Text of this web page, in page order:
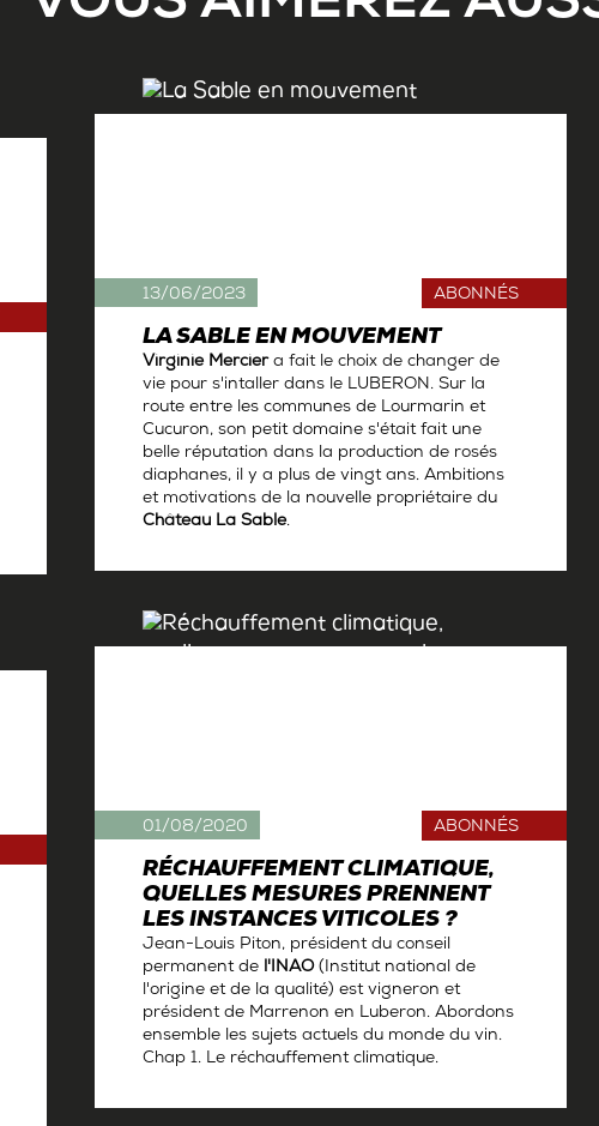
LA SABLE EN MOUVEMENT
ABONNÉS
Virginie Merciera fait le choix de changer de
vie pour s'intaller dans le LUBERON. Sur la
route entre les communes de Lourmarin et
Cucuron, son petit domaine s'était fait une
belle réputation dans la production de rosés
diaphanes, il y a plus de vingt ans. Ambitions
et motivations de la nouvelle propriétaire du
Château La Sable.
13/06/2023
RÉCHAUFFEMENT CLIMATIQUE,
QUELLES MESURES PRENNENT
LES INSTANCES VITICOLES ?
ABONNÉS
Jean-Louis Piton, président du conseil
permanent de l'INAO(Institut national de
l'origine et de la qualité) est vigneron et
président de Marrenon en Luberon. Abordons
ensemble les sujets actuels du monde du vin.
Chap 1. Le réchauffement climatique.
01/08/2020